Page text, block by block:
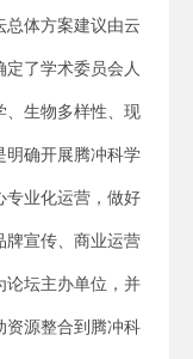
总体方案建议由云
了学术委员会人
、生物多样性、现
明确开展腾冲科学
专业化运营，做好
牌宣传、商业运营
论坛主办单位，并
资源整合到腾冲科